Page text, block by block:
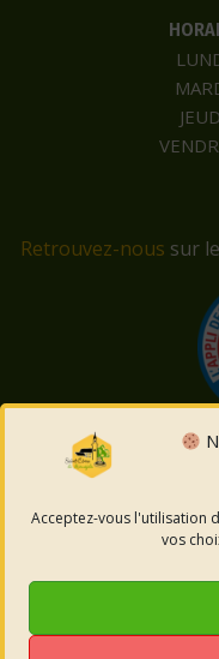
Acceptez-vous l'utilisation
vos
Retrouvez-nous sur
© 2026 Saint-